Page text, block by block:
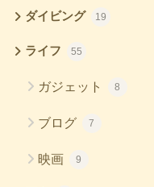
ダイビング 19
ライフ 55
ガジェット 8
ブログ 7
映画 9